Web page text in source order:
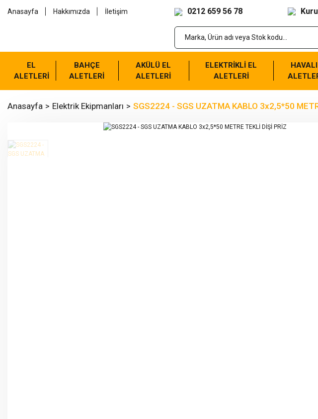
Anasayfa Hakkımızda İletişim 0212 659 56 78
EL
ALETLERİ
BAHÇE
ALETLERİ
AKÜLÜ EL
ALETLERİ
ELEKTRİKLİ EL
ALETLERİ
HAVALI
Anasayfa Elektrik Ekipmanları SGS2224 - SGS UZATMA KABLO 3x2,5*50